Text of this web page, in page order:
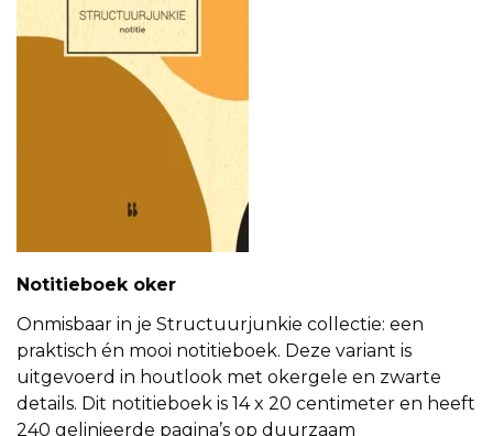
Notitieboek oker
Onmisbaar in je Structuurjunkie collectie: een
praktisch én mooi notitieboek. Deze variant is
uitgevoerd in houtlook met okergele en zwarte
details. Dit notitieboek is 14 x 20 centimeter en heeft
240 gelinieerde pagina’s op duurzaam